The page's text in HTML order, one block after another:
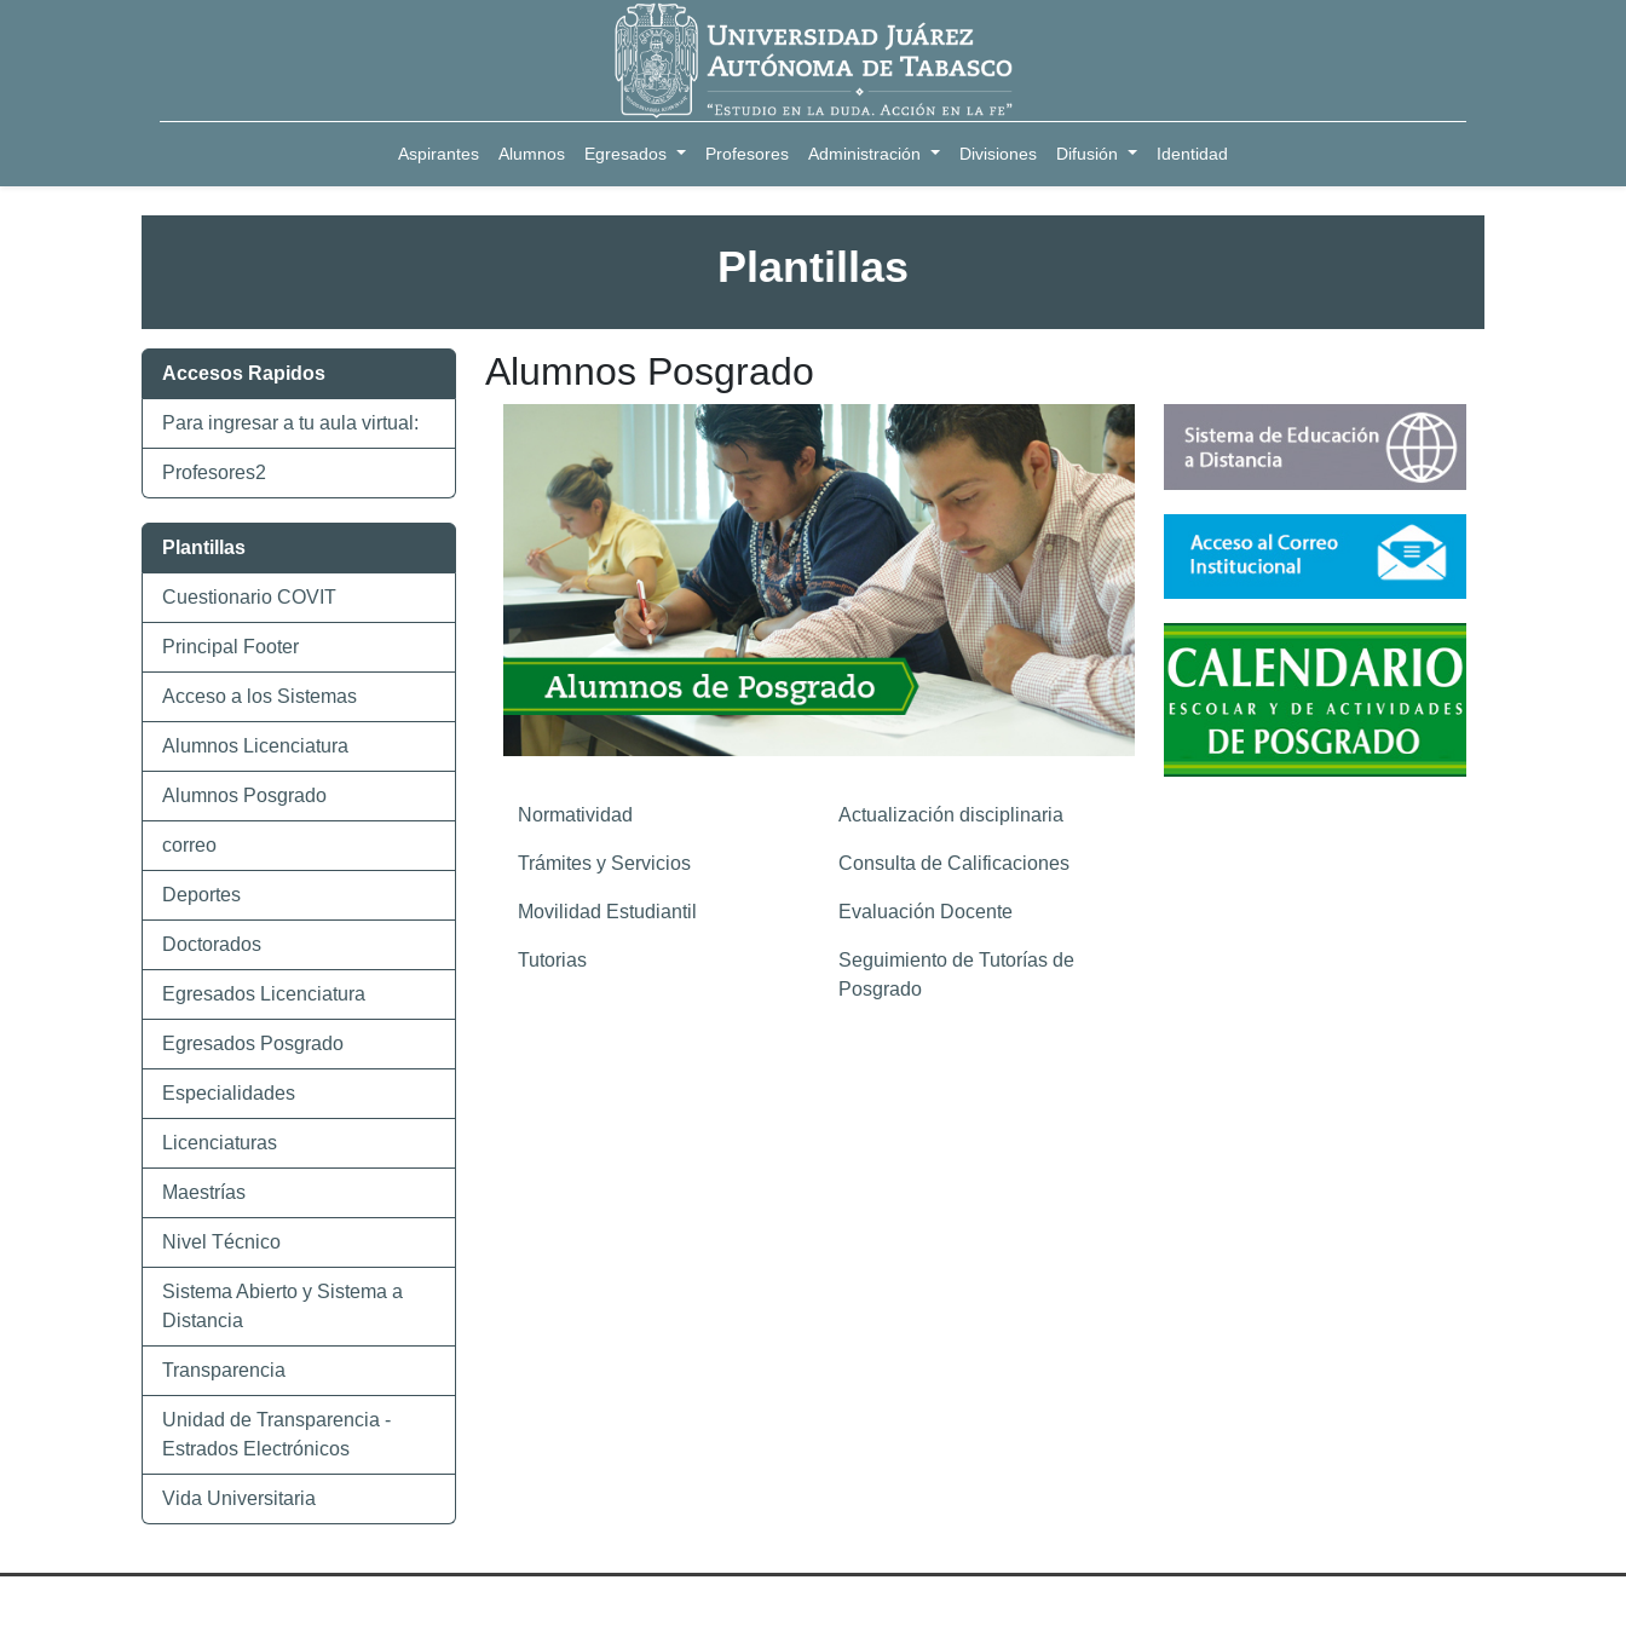
Aspirantes Alumnos Egresados Profesores Administración Divisiones Difusión Identidad
Plantillas
Accesos Rapidos
Para ingresar a tu aula virtual:
Profesores2
Plantillas
Cuestionario COVIT
Principal Footer
Acceso a los Sistemas
Alumnos Licenciatura
Alumnos Posgrado
correo
Deportes
Doctorados
Egresados Licenciatura
Egresados Posgrado
Especialidades
Licenciaturas
Maestrías
Nivel Técnico
Sistema Abierto y Sistema a
Distancia
Transparencia
Unidad de Transparencia -
Estrados Electrónicos
Vida Universitaria
Alumnos Posgrado
Normatividad
Trámites y Servicios
Movilidad Estudiantil
Tutorias
Actualización disciplinaria
Consulta de Calificaciones
Evaluación Docente
Seguimiento de Tutorías de
Posgrado